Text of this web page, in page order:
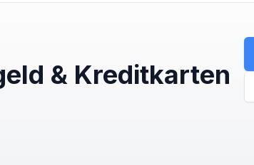
& Kreditkarten